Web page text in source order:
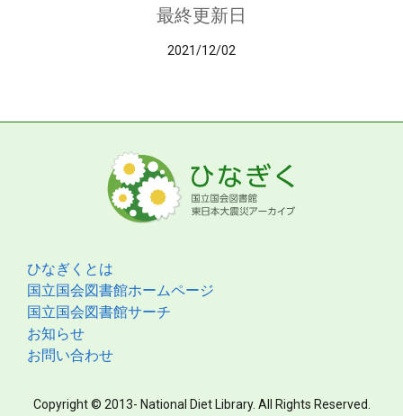
最終更新日
2021/12/02
ひなぎくとは
国立国会図書館ホームページ
国立国会図書館サーチ
お知らせ
お問い合わせ
Copyright © 2013- National Diet Library. All Rights Reserved.